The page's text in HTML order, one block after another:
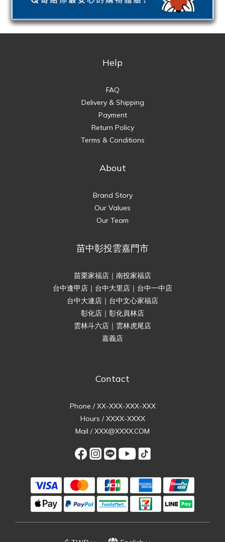
Help
FAQ
Delivery & Shipping
Payment
Return Policy
Terms & Conditions
About
Brand Story
Our Values
Our Team
苗中彰投雲嘉門市
苗栗家福店｜南投家福店
台中逢甲店｜台中大里店｜台中一中店
台中大連店｜台中文心家福店
彰化店｜彰化員林店
雲林斗六店｜雲林虎尾店
嘉義店
Contact
Phone / XX-XXX-XXX-XXX
Hours / XXXX-XXXX
Mail / XXX@XXXX.COM